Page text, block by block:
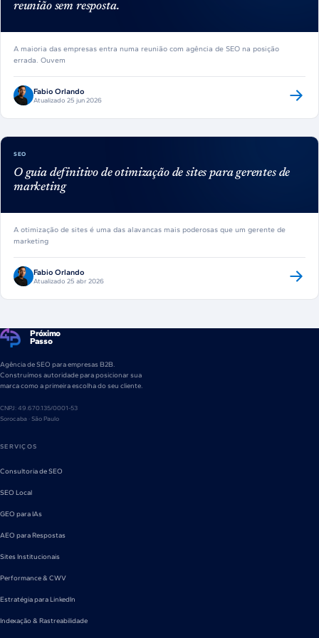
reunião sem resposta.
A maioria das empresas entra numa reunião com agência de SEO na posição
errada. Ouvem
Fabio Orlando
Atualizado 25 jun 2026
SEO
O guia definitivo de otimização de sites para gerentes de
marketing
A otimização de sites é uma das alavancas mais poderosas que um gerente de
marketing
Fabio Orlando
Atualizado 25 abr 2026
Próximo
Passo
Agência de SEO para empresas B2B.
Construímos autoridade para posicionar sua
marca como a primeira escolha do seu cliente.
CNPJ: 49.670.135/0001-53
Sorocaba · São Paulo
SERVIÇOS
Consultoria de SEO
SEO Local
GEO para IAs
AEO para Respostas
Sites Institucionais
Performance & CWV
Estratégia para LinkedIn
Indexação & Rastreabilidade